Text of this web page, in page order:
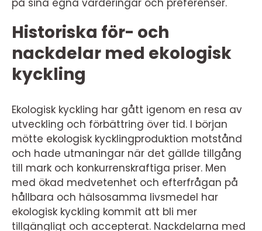
på sina egna värderingar och preferenser.
Historiska för- och
nackdelar med ekologisk
kyckling
Ekologisk kyckling har gått igenom en resa av
utveckling och förbättring över tid. I början
mötte ekologisk kycklingproduktion motstånd
och hade utmaningar när det gällde tillgång
till mark och konkurrenskraftiga priser. Men
med ökad medvetenhet och efterfrågan på
hållbara och hälsosamma livsmedel har
ekologisk kyckling kommit att bli mer
tillgängligt och accepterat. Nackdelarna med